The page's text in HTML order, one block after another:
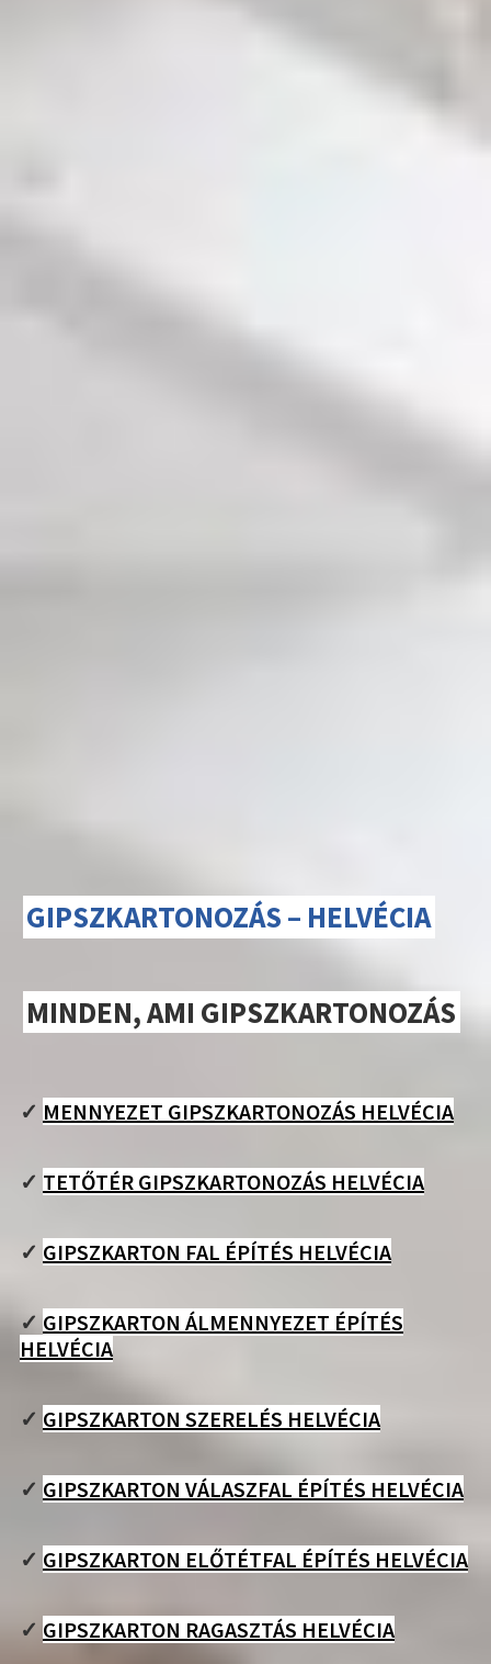
GIPSZKARTONOZÁS – HELVÉCIA
MINDEN, AMI GIPSZKARTONOZÁS
✓ MENNYEZET GIPSZKARTONOZÁS HELVÉCIA
✓ TETŐTÉR GIPSZKARTONOZÁS HELVÉCIA
✓ GIPSZKARTON FAL ÉPÍTÉS HELVÉCIA
✓ GIPSZKARTON ÁLMENNYEZET ÉPÍTÉS
HELVÉCIA
✓ GIPSZKARTON SZERELÉS HELVÉCIA
✓ GIPSZKARTON VÁLASZFAL ÉPÍTÉS HELVÉCIA
✓ GIPSZKARTON ELŐTÉTFAL ÉPÍTÉS HELVÉCIA
✓ GIPSZKARTON RAGASZTÁS HELVÉCIA